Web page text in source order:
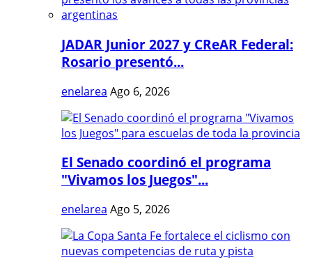
JADAR Junior 2027 y CReAR Federal:
Rosario presentó...
enelarea Ago 6, 2026
El Senado coordinó el programa
"Vivamos los Juegos"...
enelarea Ago 5, 2026